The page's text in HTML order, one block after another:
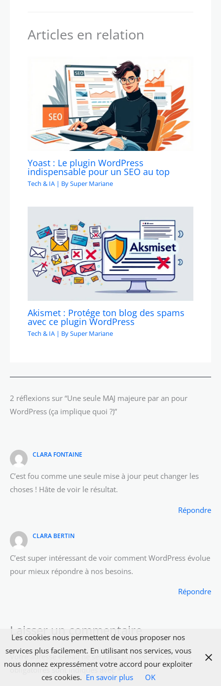
Articles en relation
Yoast : Le plugin WordPress
indispensable pour un SEO au top
Tech & IA | BySuper Mariane
Akismet : Protége ton blog des spams
avec ce plugin WordPress
Tech & IA | BySuper Mariane
2 réflexions sur “Une seule MAJ majeure par an pour
WordPress (ça implique quoi ?)”
CLARA FONTAINE
C’est fou comme une seule mise à jour peut changer les
choses ! Hâte de voir le résultat.
Répondre
CLARA BERTIN
C’est super intéressant de voir comment WordPress évolue
pour mieux répondre à nos besoins.
Répondre
Laisser un commentaire
Votre adresse e-mail ne sera pas publiée. Les champs
obligatoires sont indiqués avec*
Les cookies nous permettent de vous proposer nos
services plus facilement. En utilisant nos services, vous
nous donnez expressément votre accord pour exploiter
ces cookies. En savoir plus OK